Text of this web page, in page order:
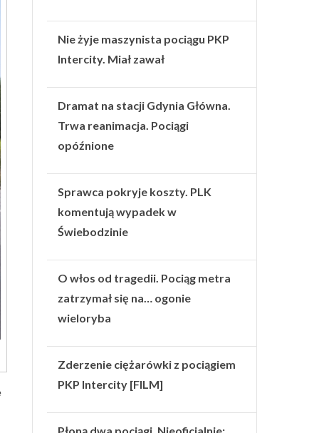
Nie żyje maszynista pociągu PKP
Intercity. Miał zawał
Dramat na stacji Gdynia Główna.
Trwa reanimacja. Pociągi
opóźnione
Sprawca pokryje koszty. PLK
komentują wypadek w
Świebodzinie
O włos od tragedii. Pociąg metra
zatrzymał się na… ogonie
wieloryba
Zderzenie ciężarówki z pociągiem
PKP Intercity [FILM]
Płoną dwa pociągi. Nieoficjalnie: